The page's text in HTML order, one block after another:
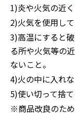
1)炎や火気の近
2)火気を使用し
3)高温にすると
る所や火気等の
ないこと。
4)火の中に入れな
5)使い切って捨て
※商品改良のた